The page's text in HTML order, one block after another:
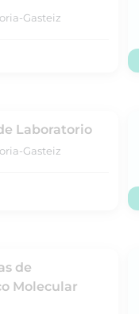
Gasteiz
Laboratorio
Gasteiz
de
Molecular